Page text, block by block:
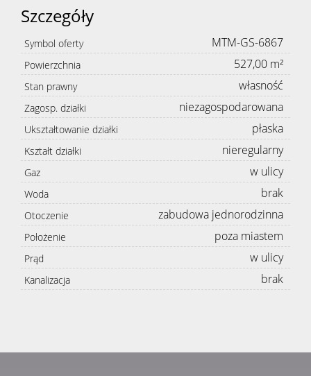
Szczegóły
Symbol oferty MTM-GS-6867
Powierzchnia 527,00 m²
Stan prawny własność
Zagosp. działki niezagospodarowana
Ukształtowanie działki płaska
Kształt działki nieregularny
Gaz w ulicy
Woda brak
Otoczenie zabudowa jednorodzinna
Położenie poza miastem
Prąd w ulicy
Kanalizacja brak